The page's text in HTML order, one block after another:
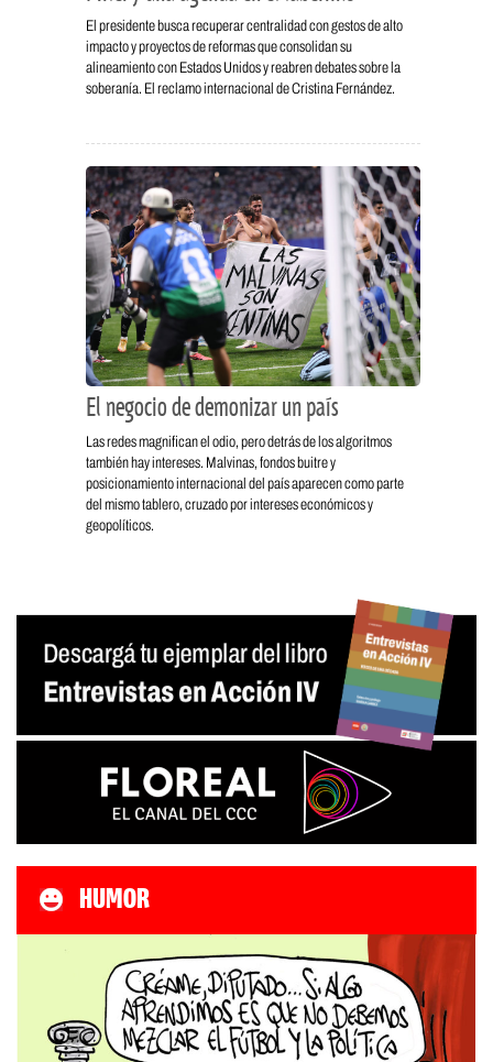
El presidente busca recuperar centralidad con gestos de alto
impacto y proyectos de reformas que consolidan su
alineamiento con Estados Unidos y reabren debates sobre la
soberanía. El reclamo internacional de Cristina Fernández.
El negocio de demonizar un país
Las redes magnifican el odio, pero detrás de los algoritmos
también hay intereses. Malvinas, fondos buitre y
posicionamiento internacional del país aparecen como parte
del mismo tablero, cruzado por intereses económicos y
geopolíticos.
HUMOR